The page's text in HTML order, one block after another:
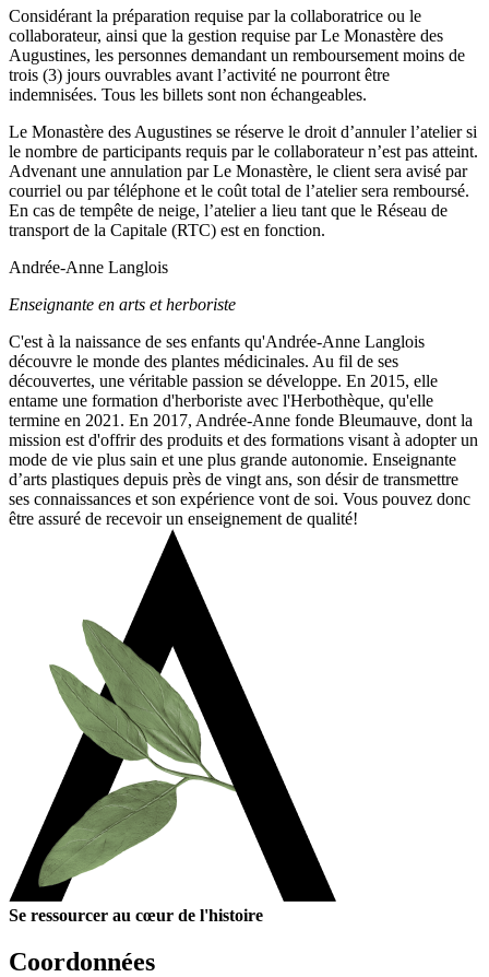
Considérant la préparation requise par la collaboratrice ou le
collaborateur, ainsi que la gestion requise par Le Monastère des
Augustines, les personnes demandant un remboursement moins de
trois (3) jours ouvrables avant l’activité ne pourront être
indemnisées. Tous les billets sont non échangeables.
Le Monastère des Augustines se réserve le droit d’annuler l’atelier si
le nombre de participants requis par le collaborateur n’est pas atteint.
Advenant une annulation par Le Monastère, le client sera avisé par
courriel ou par téléphone et le coût total de l’atelier sera remboursé.
En cas de tempête de neige, l’atelier a lieu tant que le Réseau de
transport de la Capitale (RTC) est en fonction.
Andrée-Anne Langlois
Enseignante en arts et herboriste
C'est à la naissance de ses enfants qu'Andrée-Anne Langlois
découvre le monde des plantes médicinales. Au fil de ses
découvertes, une véritable passion se développe. En 2015, elle
entame une formation d'herboriste avec l'Herbothèque, qu'elle
termine en 2021. En 2017, Andrée-Anne fonde Bleumauve, dont la
mission est d'offrir des produits et des formations visant à adopter un
mode de vie plus sain et une plus grande autonomie. Enseignante
d’arts plastiques depuis près de vingt ans, son désir de transmettre
ses connaissances et son expérience vont de soi. Vous pouvez donc
être assuré de recevoir un enseignement de qualité!
Se ressourcer au cœur de l'histoire
Coordonnées